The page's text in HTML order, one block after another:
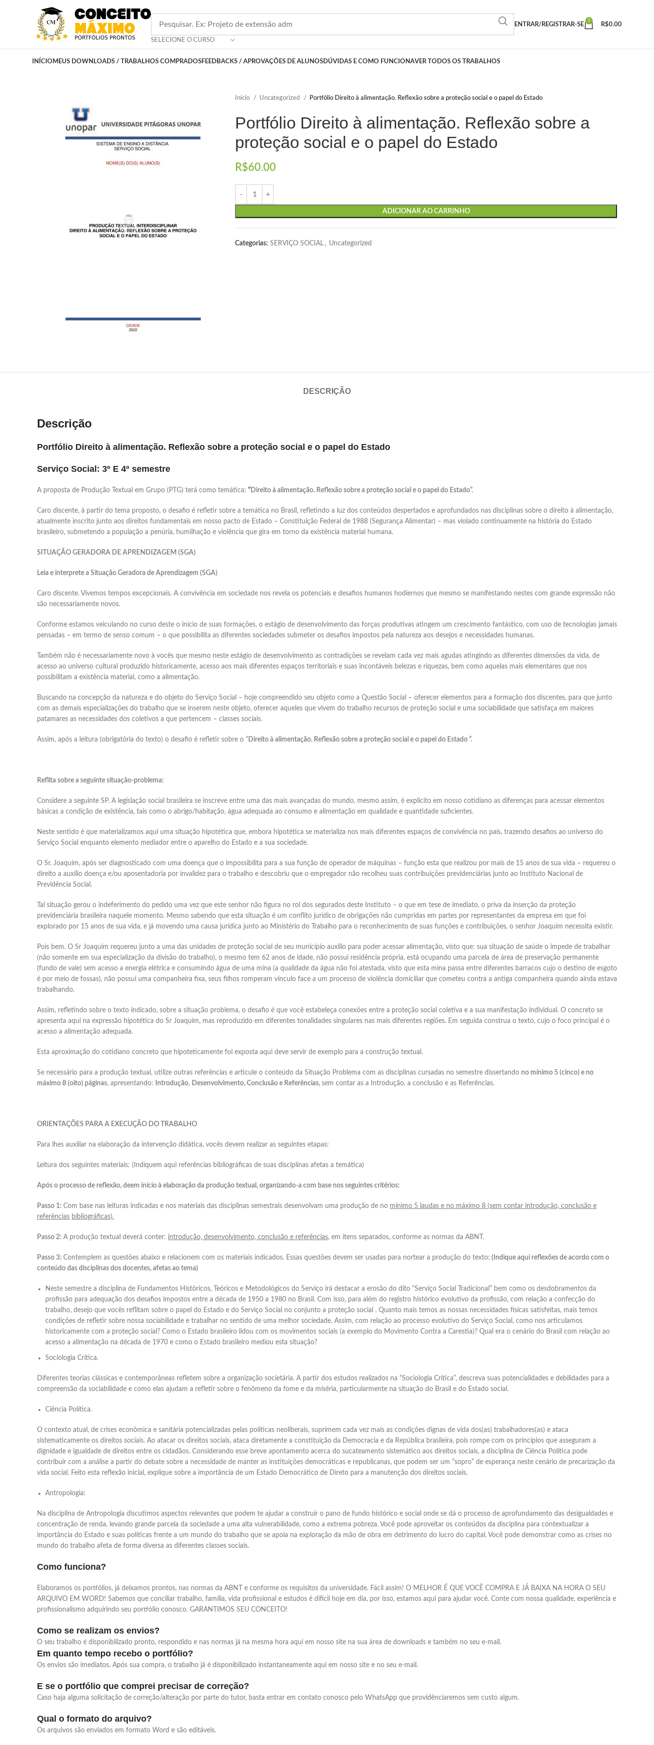
SELECIONE O CURSO
ENTRAR/REGISTRAR-SE
0
R$0.00
INÍCIO MEUS DOWNLOADS / TRABALHOS COMPRADOSFEEDBACKS / APROVAÇÕES DE ALUNOS DÚVIDAS E COMO FUNCIONAVER TODOS OS TRABALHOS
Início Uncategorized Portfólio Direito à alimentação. Reflexão sobre a proteção social e o papel do Estado
Portfólio Direito à alimentação. Reflexão sobre a
proteção social e o papel do Estado
R$60.00
ADICIONAR AO CARRINHO
Categorias: SERVIÇO SOCIAL , Uncategorized
DESCRIÇÃO
Descrição
Portfólio Direito à alimentação. Reflexão sobre a proteção social e o papel do Estado
Serviço Social: 3º E 4º semestre
A proposta de Produção Textual em Grupo (PTG) terá como temática: “ Direito à alimentação. Reflexão sobre a proteção social e o papel do Estado”.
Caro discente, à partir do tema proposto, o desafio é refletir sobre a temática no Brasil, refletindo a luz dos conteúdos despertados e aprofundados nas disciplinas sobre o direito à alimentação,
atualmente inscrito junto aos direitos fundamentais em nosso pacto de Estado – Constituição Federal de 1988 (Segurança Alimentar) – mas violado continuamente na história do Estado
brasileiro, submetendo a população a penúria, humilhação e violência que gira em torno da existência material humana.
SITUAÇÃO GERADORA DE APRENDIZAGEM (SGA)
Leia e interprete a Situação Geradora de Aprendizagem (SGA)
Caro discente. Vivemos tempos excepcionais. A convivência em sociedade nos revela os potenciais e desafios humanos hodiernos que mesmo se manifestando nestes com grande expressão não
são necessariamente novos.
Conforme estamos veiculando no curso deste o início de suas formações, o estágio de desenvolvimento das forças produtivas atingem um crescimento fantástico, com uso de tecnologias jamais
pensadas – em termo de senso comum – o que possibilita as diferentes sociedades submeter os desafios impostos pela natureza aos desejos e necessidades humanas.
Também não é necessariamente novo à vocês que mesmo neste estágio de desenvolvimento as contradições se revelam cada vez mais agudas atingindo as diferentes dimensões da vida, de
acesso ao universo cultural produzido historicamente, acesso aos mais diferentes espaços territoriais e suas incontáveis belezas e riquezas, bem como aquelas mais elementares que nos
possibilitam a existência material, como a alimentação.
Buscando na concepção da natureza e do objeto do Serviço Social – hoje compreendido seu objeto como a Questão Social – oferecer elementos para a formação dos discentes, para que junto
com as demais especializações do trabalho que se inserem neste objeto, oferecer aqueles que vivem do trabalho recursos de proteção social e uma sociabilidade que satisfaça em maiores
patamares as necessidades dos coletivos a que pertencem – classes sociais.
Assim, após a leitura (obrigatória do texto) o desafio é refletir sobre o “ Direito à alimentação. Reflexão sobre a proteção social e o papel do Estado ”.
Reflita sobre a seguinte situação-problema:
Considere a seguinte SP. A legislação social brasileira se inscreve entre uma das mais avançadas do mundo, mesmo assim, é explicito em nosso cotidiano as diferenças para acessar elementos
básicas a condição de existência, tais como o abrigo/habitação, água adequada ao consumo e alimentação em qualidade e quantidade suficientes.
Neste sentido é que materializamos aqui uma situação hipotética que, embora hipotética se materializa nos mais diferentes espaços de convivência no país, trazendo desafios ao universo do
Serviço Social enquanto elemento mediador entre o aparelho do Estado e a sua sociedade.
O Sr. Joaquim, após ser diagnosticado com uma doença que o impossibilita para a sua função de operador de máquinas – função esta que realizou por mais de 15 anos de sua vida – requereu o
direito a auxílio doença e/ou aposentadoria por invalidez para o trabalho e descobriu que o empregador não recolheu suas contribuições previdenciárias junto ao Instituto Nacional de
Previdência Social.
Tal situação gerou o indeferimento do pedido uma vez que este senhor não figura no rol dos segurados deste Instituto – o que em tese de imediato, o priva da inserção da proteção
previdenciária brasileira naquele momento. Mesmo sabendo que esta situação é um conflito jurídico de obrigações não cumpridas em partes por representantes da empresa em que foi
explorado por 15 anos de sua vida, e já movendo uma causa jurídica junto ao Ministério do Trabalho para o reconhecimento de suas funções e contribuições, o senhor Joaquim necessita existir.
Pois bem. O Sr Joaquim requereu junto a uma das unidades de proteção social de seu município auxílio para poder acessar alimentação, visto que: sua situação de saúde o impede de trabalhar
(não somente em sua especialização da divisão do trabalho), o mesmo tem 62 anos de idade, não possui residência própria, está ocupando uma parcela de área de preservação permanente
(fundo de vale) sem acesso a energia elétrica e consumindo água de uma mina (a qualidade da água não foi atestada, visto que esta mina passa entre diferentes barracos cujo o destino de esgoto
é por meio de fossas), não possui uma companheira fixa, seus filhos romperam vínculo face a um processo de violência domiciliar que cometeu contra a antiga companheira quando ainda estava
trabalhando.
Assim, refletindo sobre o texto indicado, sobre a situação problema, o desafio é que você estabeleça conexões entre a proteção social coletiva e a sua manifestação individual. O concreto se
apresenta aqui na expressão hipotética do Sr Joaquim, mas reproduzido em diferentes tonalidades singulares nas mais diferentes regiões. Em seguida construa o texto, cujo o foco principal é o
acesso a alimentação adequada.
Esta aproximação do cotidiano concreto que hipoteticamente foi exposta aqui deve servir de exemplo para a construção textual.
Se necessário para a produção textual, utilize outras referências e articule o conteúdo da Situação Problema com as disciplinas cursadas no semestre dissertando no mínimo 5 (cinco) e no
máximo 8 (oito) páginas, apresentando: Introdução, Desenvolvimento, Conclusão e Referências, sem contar as a Introdução, a conclusão e as Referências.
ORIENTAÇÕES PARA A EXECUÇÃO DO TRABALHO
Para lhes auxiliar na elaboração da intervenção didática, vocês devem realizar as seguintes etapas:
Leitura dos seguintes materiais: (Indiquem aqui referências bibliográficas de suas disciplinas afetas a temática)
Após o processo de reflexão, deem início à elaboração da produção textual, organizando-a com base nos seguintes critérios:
Passo 1: Com base nas leituras indicadas e nos materiais das disciplinas semestrais desenvolvam uma produção de no mínimo 5 laudas e no máximo 8 (sem contar introdução, conclusão e
referências bibliográficas).
Passo 2: A produção textual deverá conter: introdução, desenvolvimento, conclusão e referências, em itens separados, conforme as normas da ABNT.
Passo 3: Contemplem as questões abaixo e relacionem com os materiais indicados. Essas questões devem ser usadas para nortear a produção do texto: (Indique aqui reflexões de acordo com o
conteúdo das disciplinas dos docentes, afetas ao tema)
Neste semestre a disciplina de Fundamentos Históricos, Teóricos e Metodológicos do Serviço irá destacar a erosão do dito “Serviço Social Tradicional” bem como os desdobramentos da
profissão para adequação dos desafios impostos entre a década de 1950 a 1980 no Brasil. Com isso, para além do registro histórico evolutivo da profissão, com relação a confecção do
trabalho, desejo que vocês reflitam sobre o papel do Estado e do Serviço Social no conjunto a proteção social . Quanto mais temos as nossas necessidades físicas satisfeitas, mais temos
condições de refletir sobre nossa sociabilidade e trabalhar no sentido de uma melhor sociedade. Assim, com relação ao processo evolutivo do Serviço Social, como nos articulamos
historicamente com a proteção social? Como o Estado brasileiro lidou com os movimentos sociais (a exemplo do Movimento Contra a Carestia)? Qual era o cenário do Brasil com relação ao
acesso a alimentação na década de 1970 e como o Estado brasileiro mediou esta situação?
Sociologia Crítica.
Diferentes teorias clássicas e contemporâneas refletem sobre a organização societária. A partir dos estudos realizados na “Sociologia Crítica”, descreva suas potencialidades e debilidades para a
compreensão da sociabilidade e como elas ajudam a refletir sobre o fenômeno da fome e da miséria, particularmente na situação do Brasil e do Estado social.
Ciência Política.
O contexto atual, de crises econômica e sanitária potencializadas pelas políticas neoliberais, suprimem cada vez mais as condições dignas de vida dos(as) trabalhadores(as) e ataca
sistematicamente os direitos sociais. Ao atacar os direitos sociais, ataca diretamente a constituição da Democracia e da República brasileira, pois rompe com os princípios que asseguram a
dignidade e igualdade de direitos entre os cidadãos. Considerando esse breve apontamento acerca do sucateamento sistemático aos direitos sociais, a disciplina de Ciência Política pode
contribuir com a análise a partir do debate sobre a necessidade de manter as instituições democráticas e republicanas, que podem ser um “sopro” de esperança neste cenário de precarização da
vida social. Feito esta reflexão inicial, explique sobre a importância de um Estado Democrático de Direto para a manutenção dos direitos sociais.
Antropologia:
Na disciplina de Antropologia discutimos aspectos relevantes que podem te ajudar a construir o pano de fundo histórico e social onde se dá o processo de aprofundamento das desigualdades e
concentração de renda, levando grande parcela da sociedade a uma alta vulnerabilidade, como a extrema pobreza. Você pode aproveitar os conteúdos da disciplina para contextualizar a
importância do Estado e suas políticas frente a um mundo do trabalho que se apoia na exploração da mão de obra em detrimento do lucro do capital. Você pode demonstrar como as crises no
mundo do trabalho afeta de forma diversa as diferentes classes sociais.
Como funciona?
Elaboramos os portfólios, já deixamos prontos, nas normas da ABNT e conforme os requisitos da universidade. Fácil assim! O MELHOR É QUE VOCÊ COMPRA E JÁ BAIXA NA HORA O SEU
ARQUIVO EM WORD! Sabemos que conciliar trabalho, família, vida profissional e estudos é difícil hoje em dia, por isso, estamos aqui para ajudar você. Conte com nossa qualidade, experiência e
profissionalismo adquirindo seu portfólio conosco. GARANTIMOS SEU CONCEITO!
Como se realizam os envios?
O seu trabalho é disponibilizado pronto, respondido e nas normas já na mesma hora aqui em nosso site na sua área de downloads e também no seu e-mail.
Em quanto tempo recebo o portfólio?
Os envios são imediatos. Após sua compra, o trabalho já é disponibilizado instantaneamente aqui em nosso site e no seu e-mail.
E se o portfólio que comprei precisar de correção?
Caso haja alguma solicitação de correção/alteração por parte do tutor, basta entrar em contato conosco pelo WhatsApp que providênciaremos sem custo algum.
Qual o formato do arquivo?
Os arquivos são enviados em formato Word e são editáveis.
Elaboramos os portfólios